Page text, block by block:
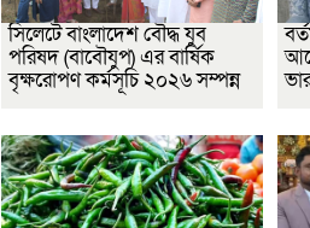
সিলেটে বাংলাদেশ বৌদ্ধ যুব
পরিষদ (বাবৌযুপ) এর বার্ষিক
বৃক্ষরোপণ কর্মসূচি ২০২৬ সম্পন্ন